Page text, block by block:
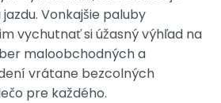
Vonkajšie paluby
vychutnať si úžasný výhľad na
maloobchodných a
vrátane bezcolných
pre každého.